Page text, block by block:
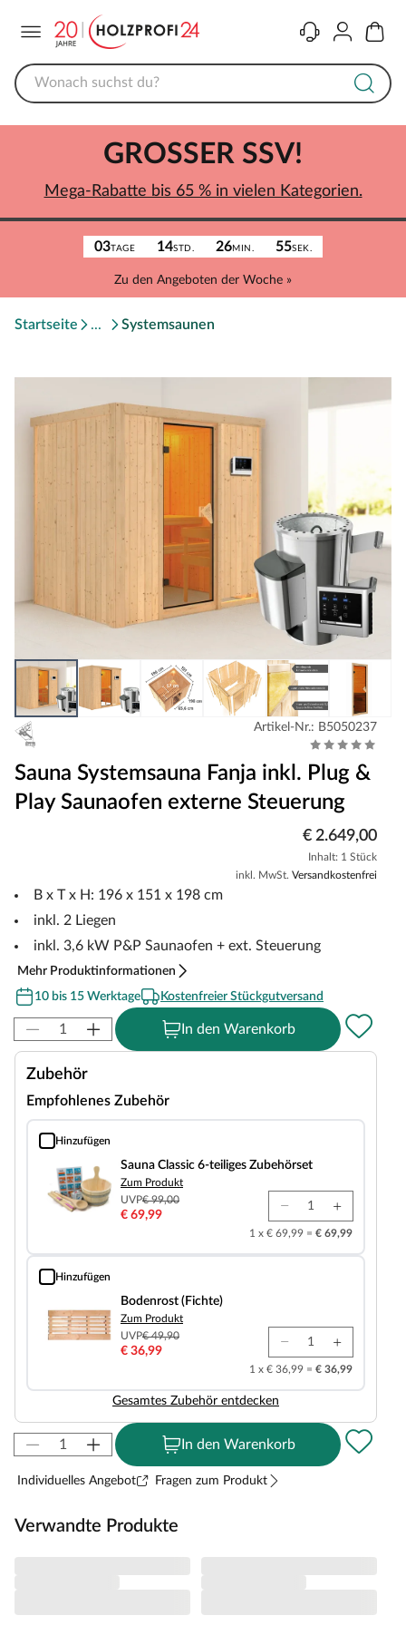
KontaktKonto
03TAGE 14STD. 26MIN. 55SEK.
Zu den Angeboten der Woche »
GROSSER SSV!
Mega-Rabatte bis 65 % in vielen Kategorien.
Startseite Systemsaunen
Artikel-Nr.: B5050237
Sauna Systemsauna Fanja inkl. Plug &
Play Saunaofen externe Steuerung
€ 2.649,00
Inhalt: 1 Stück
inkl. MwSt. Versandkostenfrei
B x T x H: 196 x 151 x 198 cm
inkl. 2 Liegen
inkl. 3,6 kW P&P Saunaofen + ext. Steuerung
Mehr Produktinformationen
10 bis 15 Werktage
Kostenfreier Stückgutversand
In den Warenkorb
Zubehör
Empfohlenes Zubehör
Hinzufügen
Sauna Classic 6-teiliges Zubehörset
Sauna Classic 6-teiliges Zubehörset
Zum Produkt
UVP€ 99,00
€ 69,99
1 x € 69,99 = € 69,99
Hinzufügen
Bodenrost (Fichte)
Bodenrost (Fichte)
Zum Produkt
UVP€ 49,90
€ 36,99
1 x € 36,99 = € 36,99
Gesamtes Zubehör entdecken
In den Warenkorb
Individuelles Angebot Fragen zum Produkt
Verwandte Produkte